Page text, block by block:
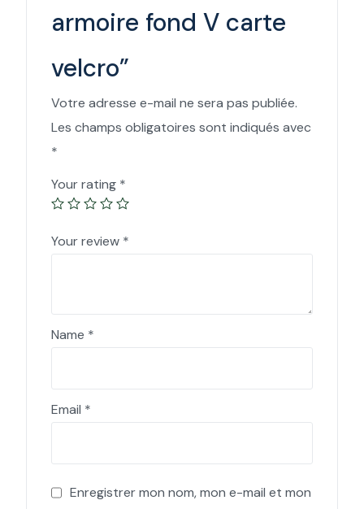
armoire fond V carte
velcro”
Votre adresse e-mail ne sera pas publiée.
Les champs obligatoires sont indiqués avec
*
Your rating *
Your review *
Name *
Email *
Enregistrer mon nom, mon e-mail et mon